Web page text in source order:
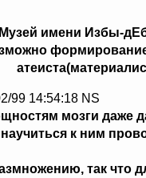
Музей имени Избы-
99 14:54:18 NS
мозги даже
к ним
так что